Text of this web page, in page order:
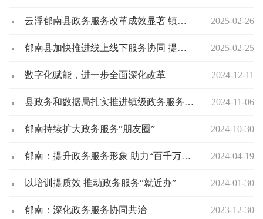
云浮郁南县政务服务改革成效显著 镇级便民服务实现“一窗通办” 2025-02-26
郁南县加快推进线上线下服务协同 提升政务服务水平 2025-02-25
数字化赋能，进一步全面深化改革 2024-12-11
县政务和数据局扎实推进镇级政务服务事项标准化工作 2024-11-06
郁南持续扩大政务服务“朋友圈” 2024-10-30
郁南：提升政务服务形象 助力“百千万工程” 2024-04-19
以培训提质效 推动政务服务“就近办” 2024-01-30
郁南：深化政务服务协同共治 2023-12-30